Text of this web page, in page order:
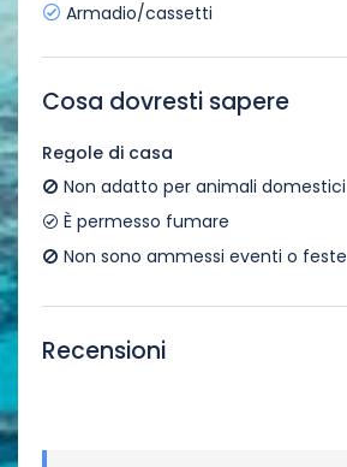
Armadio/cassetti
Cosa dovresti sapere
Regole di casa
Non adatto per animali domestici
È permesso fumare
Non sono ammessi eventi o feste
Recensioni